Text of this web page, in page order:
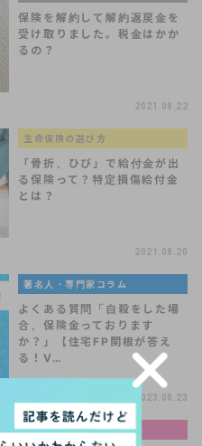
保険を解約して解約返戻金を
受け取りました。税金はかか
るの？
2021.08.22
生命保険の選び方
「骨折、ひび」で給付金が出
る保険って？特定損傷給付金
とは？
2021.08.20
著名人・専門家コラム
よくある質問「自殺をした場
合、保険金っております
か？」【住宅FP関根が答え
る！V…
2023.08.23
お金と暮らしの基礎知識